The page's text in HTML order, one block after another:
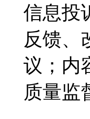
信息投
反馈、
议；内
质量监